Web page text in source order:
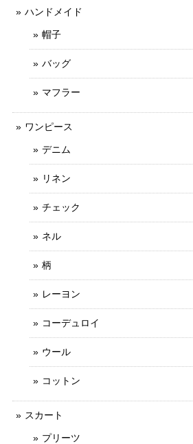
ハンドメイド
帽子
バッグ
マフラー
ワンピース
デニム
リネン
チェック
ネル
柄
レーヨン
コーデュロイ
ウール
コットン
スカート
プリーツ